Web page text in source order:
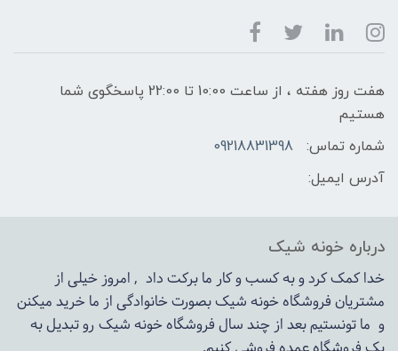
هفت روز هفته ، از ساعت 10:00 تا 22:00 پاسخگوی شما
هستیم
شماره تماس:
09218831398
آدرس ایمیل:
درباره خونه شیک
خدا کمک کرد و به کسب و کار ما برکت داد , امروز خیلی از
مشتریان فروشگاه خونه شیک بصورت خانوادگی از ما خرید میکنن
و ما تونستیم بعد از چند سال فروشگاهخونه شیکرو تبدیل به